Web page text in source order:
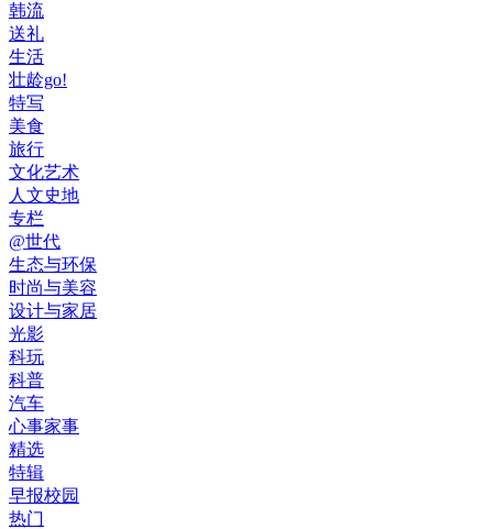
韩流
送礼
生活
壮龄go!
特写
美食
旅行
文化艺术
人文史地
专栏
@世代
生态与环保
时尚与美容
设计与家居
光影
科玩
科普
汽车
心事家事
精选
特辑
早报校园
热门